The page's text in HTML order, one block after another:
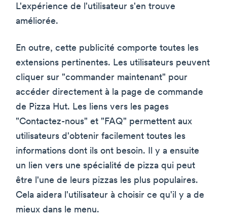
L'expérience de l'utilisateur s'en trouve
améliorée.
En outre, cette publicité comporte toutes les
extensions pertinentes. Les utilisateurs peuvent
cliquer sur "commander maintenant" pour
accéder directement à la page de commande
de Pizza Hut. Les liens vers les pages
"Contactez-nous" et "FAQ" permettent aux
utilisateurs d'obtenir facilement toutes les
informations dont ils ont besoin. Il y a ensuite
un lien vers une spécialité de pizza qui peut
être l'une de leurs pizzas les plus populaires.
Cela aidera l'utilisateur à choisir ce qu'il y a de
mieux dans le menu.